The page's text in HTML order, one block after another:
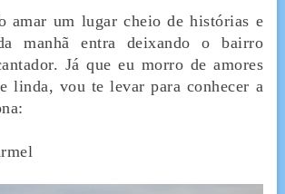
amar um lugar cheio de histórias e
manhã entra deixando o bairro
Já que eu morro de amores
linda, vou te levar para conhecer a